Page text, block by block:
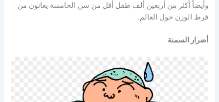
وأيضاً أكثر من أربعين ألف طفل أقل من سن الخامسة يعانون من
فرط الوزن حول العالم.
أضرار السمنة